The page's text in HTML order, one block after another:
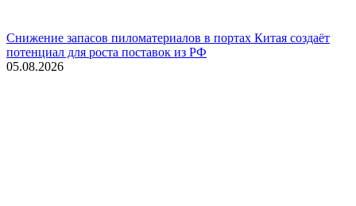
Снижение запасов пиломатериалов в портах Китая создаёт
потенциал для роста поставок из РФ
05.08.2026